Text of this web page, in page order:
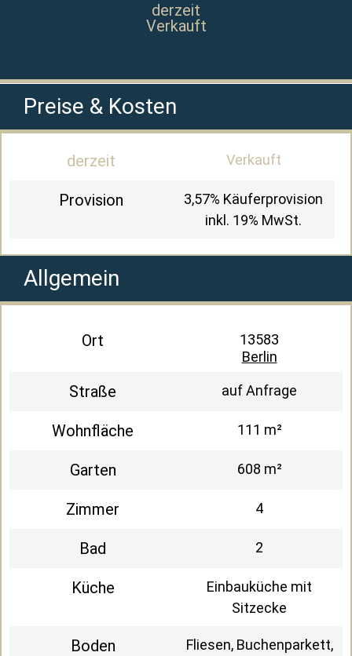
derzeit
Verkauft
Preise & Kosten
derzeit Verkauft
Provision
3,57% Käuferprovision
inkl. 19% MwSt.
Allgemein
Ort
13583
Berlin
Straße auf Anfrage
Wohnfläche 111 m²
Garten 608 m²
Zimmer 4
Bad 2
Küche
Einbauküche mit
Sitzecke
Boden
Fliesen, Buchenparkett,